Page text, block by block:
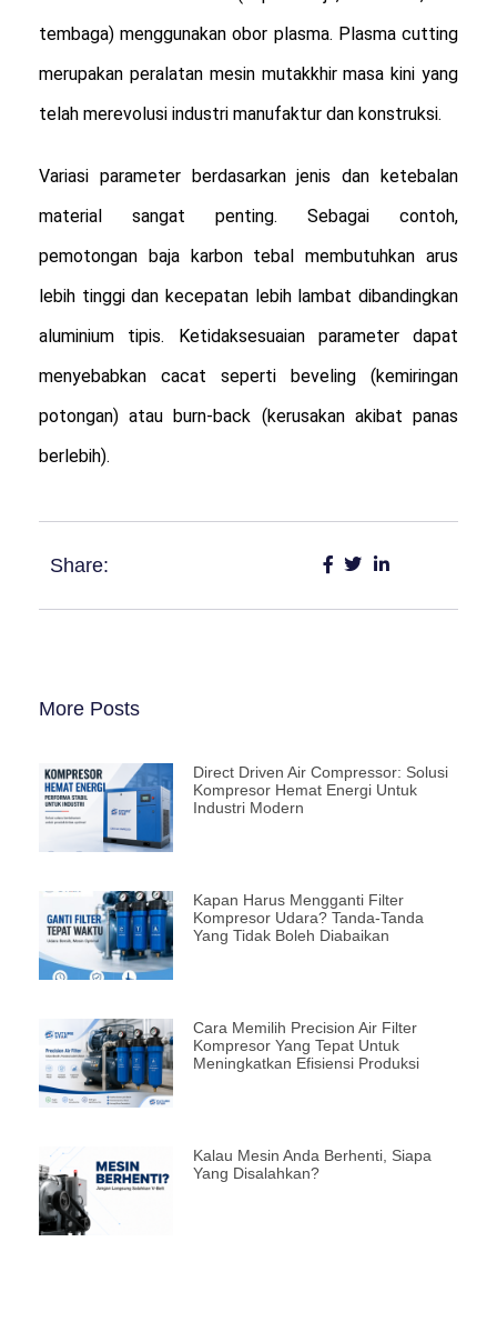
tembaga) menggunakan obor plasma. Plasma cutting
merupakan peralatan mesin mutakkhir masa kini yang
telah merevolusi industri manufaktur dan konstruksi.
Variasi parameter berdasarkan jenis dan ketebalan
material sangat penting. Sebagai contoh,
pemotongan baja karbon tebal membutuhkan arus
lebih tinggi dan kecepatan lebih lambat dibandingkan
aluminium tipis. Ketidaksesuaian parameter dapat
menyebabkan cacat seperti beveling (kemiringan
potongan) atau burn-back (kerusakan akibat panas
berlebih).
Share:
More Posts
Direct Driven Air Compressor: Solusi
Kompresor Hemat Energi Untuk
Industri Modern
Kapan Harus Mengganti Filter
Kompresor Udara? Tanda-Tanda
Yang Tidak Boleh Diabaikan
Cara Memilih Precision Air Filter
Kompresor Yang Tepat Untuk
Meningkatkan Efisiensi Produksi
Kalau Mesin Anda Berhenti, Siapa
Yang Disalahkan?